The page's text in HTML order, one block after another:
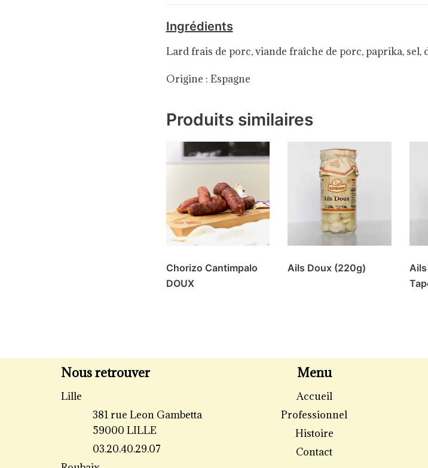
Ingrédients
Lard frais de porc, viande fraîche de porc, paprika,
Origine : Espagne
Produits similaires
Chorizo Cantimpalo
DOUX
Ails Doux (220g)
Nous retrouver
Lille
381 rue Leon Gambetta
59000 LILLE
03.20.40.29.07
Menu
Accueil
Professionnel
Histoire
Contact